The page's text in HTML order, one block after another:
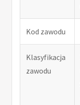
Kod zawodu
Klasyfikacja
zawodu